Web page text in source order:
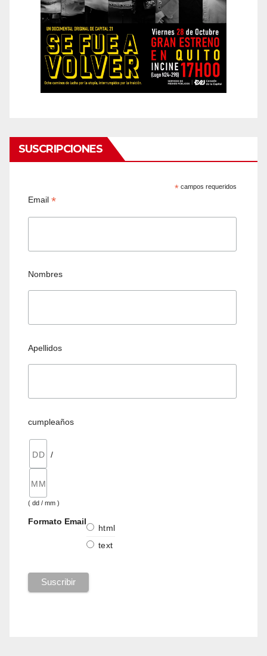
SUSCRIPCIONES
* campos requeridos
Email*
Nombres
Apellidos
cumpleaños
/
( dd / mm )
Formato Email
html
text